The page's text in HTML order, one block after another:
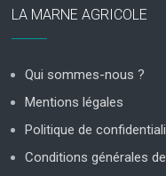
LA MARNE AGRICOLE
Qui sommes-nous ?
Mentions légales
Politique de
Conditions générales